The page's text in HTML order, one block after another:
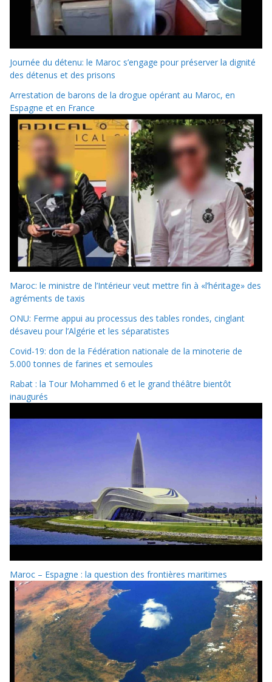
Journée du détenu: le Maroc s’engage pour préserver la dignité
des détenus et des prisons
Arrestation de barons de la drogue opérant au Maroc, en
Espagne et en France
Maroc: le ministre de l’Intérieur veut mettre fin à «l’héritage» des
agréments de taxis
ONU: Ferme appui au processus des tables rondes, cinglant
désaveu pour l’Algérie et les séparatistes
Covid-19: don de la Fédération nationale de la minoterie de
5.000 tonnes de farines et semoules
Rabat : la Tour Mohammed 6 et le grand théâtre bientôt
inaugurés
Maroc – Espagne : la question des frontières maritimes